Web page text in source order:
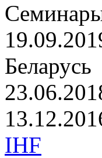
Беларусь
IHF